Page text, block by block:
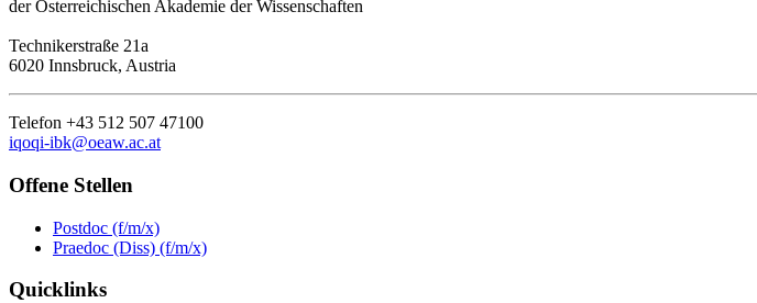
der Österreichischen Akademie der Wissenschaften
Technikerstraße 21a
6020 Innsbruck, Austria
Telefon +43 512 507 47100
iqoqi-ibk@oeaw.ac.at
Offene Stellen
Postdoc (f/m/x)
Praedoc (Diss) (f/m/x)
Quicklinks